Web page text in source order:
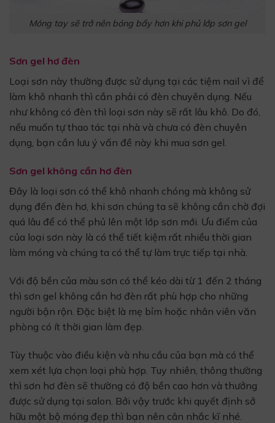
Móng tay sẽ trở nên bóng bẩy hơn khi phủ lớp sơn gel
Sơn gel hơ đèn
Loại sơn này thường được sử dụng tại các tiệm nail vì để
làm khô nhanh thì cần phải có đèn chuyên dụng. Nếu
như không có đèn thì loại sơn này sẽ rất lâu khô. Do đó,
nếu muốn tự thao tác tại nhà và chưa có đèn chuyên
dụng, bạn cần lưu ý vấn đề này khi mua sơn gel.
Sơn gel không cần hơ đèn
Đây là loại sơn có thể khô nhanh chóng mà không sử
dụng đến đèn hơ, khi sơn chúng ta sẽ không cần chờ đợi
quá lâu để có thể phủ lên một lớp sơn mới. Ưu điểm của
của loại sơn này là có thể tiết kiệm rất nhiều thời gian
làm móng và chúng ta có thể tự làm trực tiếp tại nhà.
Với độ bền của màu sơn có thể kéo dài từ 1 đến 2 tháng
thì sơn gel không cần hơ đèn rất phù hợp cho những
người bận rộn. Đặc biệt là mẹ bỉm hoặc nhân viên văn
phòng có ít thời gian làm đẹp.
Tùy thuộc vào điều kiện và nhu cầu của bạn mà có thể
xem xét lựa chọn loại phù hợp. Tuy nhiên, thông thường
thì sơn hơ đèn sẽ thường có độ bền cao hơn và thưởng
được sử dụng tại salon. Bởi vậy trước khi quyết định sở
hữu một bộ móng đẹp thì bạn nên cân nhắc kĩ nhé.